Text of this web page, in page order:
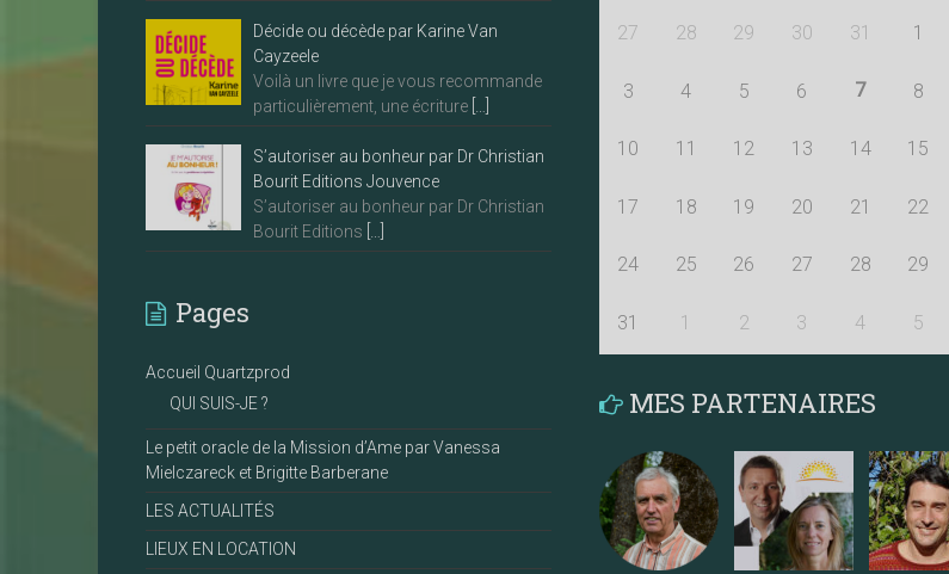
Décide ou décède par Karine Van
Cayzeele
Voilà un livre que je vous recommande
particulièrement, une écriture
S’autoriser au bonheur par Dr Christian
Bourit Editions Jouvence
S’autoriser au bonheur par Dr Christian
Bourit Editions
Pages
Accueil Quartzprod
QUI SUIS-JE ?
Le petit oracle de la Mission d’Ame par Vanessa
Mielczareck et Brigitte Barberane
LES ACTUALITÉS
LIEUX EN LOCATION
27 28 29 30 31 1
3 4 5 6 7 8
10 11 12 13 14 15
17 18 19 20 21 22
24 25 26 27 28 29
31 1 2 3 4 5
MES PARTENAIRES